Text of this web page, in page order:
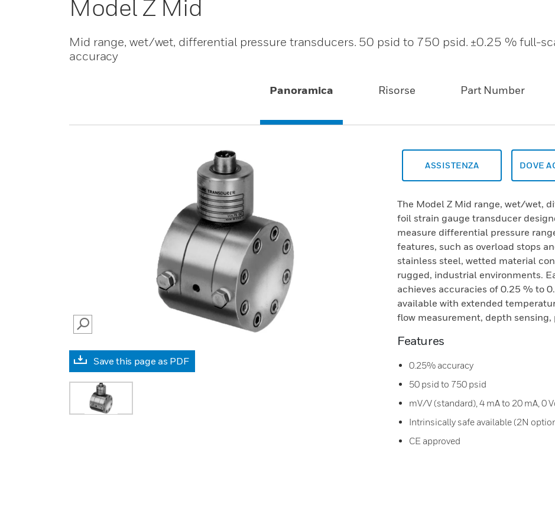
Model Z Mid
Mid range, wet/wet, differential pressure transducers. 50 psid to 750 psid. ±0.25 % full-
accuracy
Panoramica Risorse Part Number
SEARCH
Save this page as PDF
ASSISTENZA DOVE
The Model Z Mid range, wet/wet,
foil strain gauge transducer
measure differential pressure
features, such as overload stops
stainless steel, wetted material
rugged, industrial environments.
achieves accuracies of 0.25 % to
available with extended
flow measurement, depth
Features
0.25% accuracy
50 psid to 750 psid
mV/V (standard), 4 mA to 20 mA, 0
Intrinsically safe available (2N
CE approved